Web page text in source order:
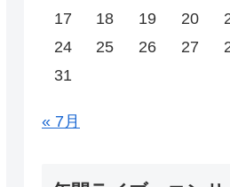
17
18 19 20
24
25 26 27
31
« 7月